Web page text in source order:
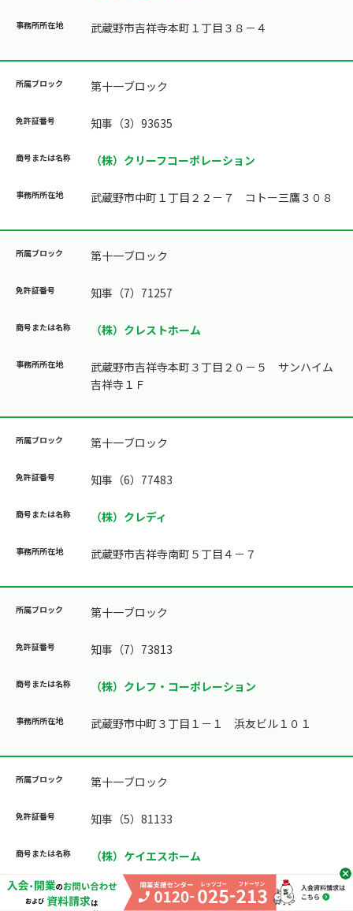
武蔵野市吉祥寺本町１丁目３８－４
第十一ブロック
知事（3）93635
（株）クリーフコーポレーション
武蔵野市中町１丁目２２－７ コトー三鷹３０８
第十一ブロック
知事（7）71257
（株）クレストホーム
武蔵野市吉祥寺本町３丁目２０－５ サンハイム
吉祥寺１Ｆ
第十一ブロック
知事（6）77483
（株）クレディ
武蔵野市吉祥寺南町５丁目４－７
第十一ブロック
知事（7）73813
（株）クレフ・コーポレーション
武蔵野市中町３丁目１－１ 浜友ビル１０１
第十一ブロック
知事（5）81133
（株）ケイエスホーム
武蔵野市吉祥寺本町１丁目２３－１ ＫＳ２３ビ